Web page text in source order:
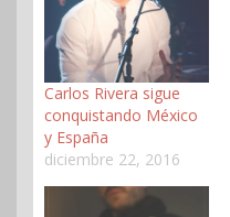
Carlos Rivera sigue
conquistando México
y España
diciembre 22, 2016